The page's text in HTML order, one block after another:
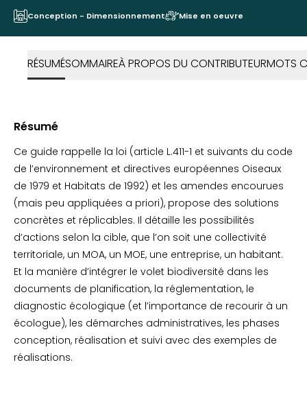
Conception - Dimensionnement Mise en oeuvre
RÉSUMÉSOMMAIREÀ PROPOS DU CONTRIBUTEURMOTS
Résumé
Ce guide rappelle la loi (article L.411-1 et suivants du code
de l’environnement et directives européennes Oiseaux
de 1979 et Habitats de 1992) et les amendes encourues
(mais peu appliquées a priori), propose des solutions
concrètes et réplicables. Il détaille les possibilités
d’actions selon la cible, que l’on soit une collectivité
territoriale, un MOA, un MOE, une entreprise, un habitant.
Et la manière d’intégrer le volet biodiversité dans les
documents de planification, la réglementation, le
diagnostic écologique (et l’importance de recourir à un
écologue), les démarches administratives, les phases
conception, réalisation et suivi avec des exemples de
réalisations.